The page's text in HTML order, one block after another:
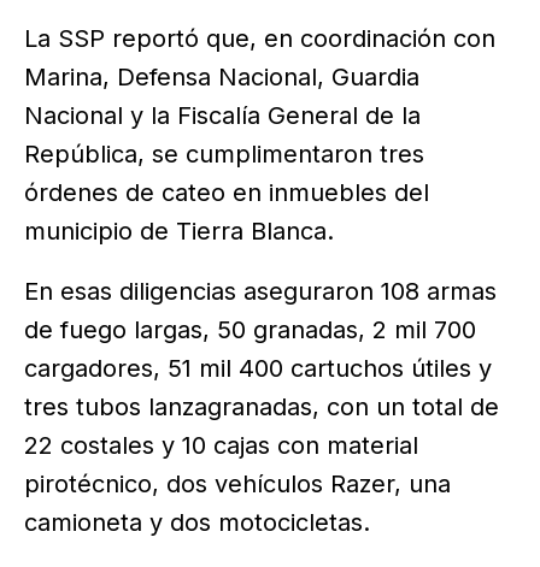
La SSP reportó que, en coordinación con
Marina, Defensa Nacional, Guardia
Nacional y la Fiscalía General de la
República, se cumplimentaron tres
órdenes de cateo en inmuebles del
municipio de Tierra Blanca.
En esas diligencias aseguraron 108 armas
de fuego largas, 50 granadas, 2 mil 700
cargadores, 51 mil 400 cartuchos útiles y
tres tubos lanzagranadas, con un total de
22 costales y 10 cajas con material
pirotécnico, dos vehículos Razer, una
camioneta y dos motocicletas.